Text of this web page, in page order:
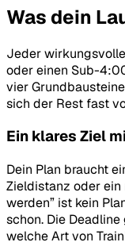
Was dein
Jeder
oder einen Sub-
vier
sich der Rest fast
Ein klares Ziel
Dein Plan braucht
Zieldistanz oder ein
werden” ist kein
schon. Die
welche Art von